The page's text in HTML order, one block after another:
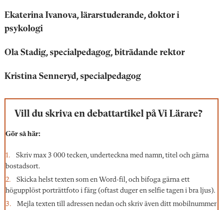
Ekaterina Ivanova, lärarstuderande, doktor i
psykologi
Ola Stadig, specialpedagog, biträdande rektor
Kristina Senneryd, specialpedagog
Vill du skriva en debattartikel på Vi Lärare?
Gör så här:
Skriv max 3 000 tecken, underteckna med namn, titel och gärna
bostadsort.
Skicka helst texten som en Word-fil, och bifoga gärna ett
högupplöst porträttfoto i färg (oftast duger en selfie tagen i bra ljus).
Mejla texten till adressen nedan och skriv även ditt mobilnummer